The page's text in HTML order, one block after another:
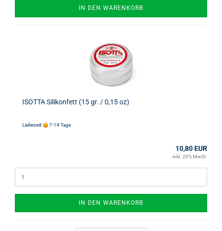
IN DEN WARENKORB
ISOTTA Silikonfett (15 gr. / 0,15 oz)
Lieferzeit: 7-14 Tage
10,80 EUR
inkl. 20% MwSt.
IN DEN WARENKORB